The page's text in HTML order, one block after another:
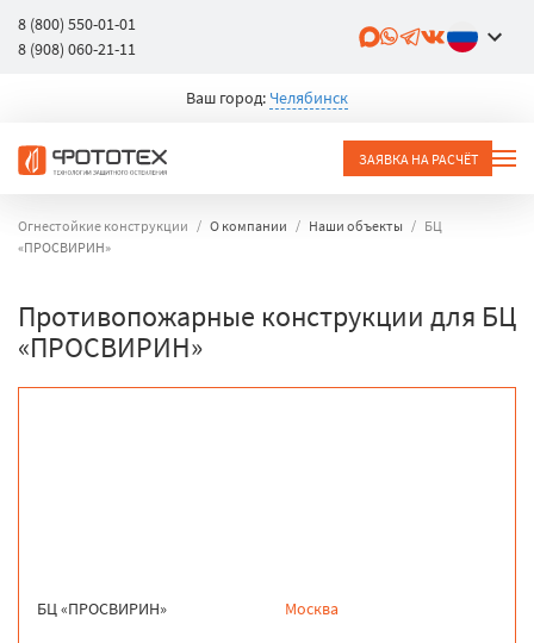
8 (800) 550-01-01
8 (908) 060-21-11
Ваш город: Челябинск
ЗАЯВКА НА РАСЧЁТ
Огнестойкие конструкции О компании Наши объекты
БЦ
«ПРОСВИРИН»
Противопожарные конструкции для БЦ
«ПРОСВИРИН»
БЦ «ПРОСВИРИН» Москва